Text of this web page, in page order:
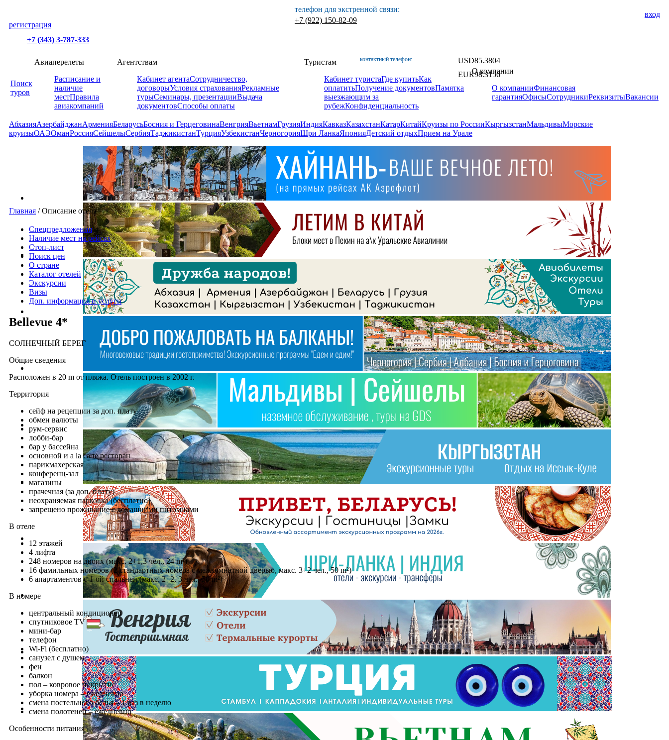
вход
регистрация
+7 (343) 3-787-333
телефон для экстренной связи:
+7 (922) 150-82-09
контактный телефон: USD85.3804
EUR98.3156
Поиск
туров
Авиаперелеты
Расписание и
наличие
местПравила
авиакомпаний
Агентствам
Кабинет агентаСотрудничество,
договорыУсловия страхованияРекламные
турыСеминары, презентацииВыдача
документовСпособы оплаты
Туристам
Кабинет туристаГде купитьКак
оплатитьПолучение документовПамятка
выезжающим за
рубежКонфиденциальность
О компании
О компанииФинансовая
гарантияОфисыСотрудникиРеквизитыВакансии
АбхазияАзербайджанАрменияБеларусьБосния и ГерцеговинаВенгрияВьетнамГрузияИндияКавказКазахстанКатарКитайКруизы по РоссииКыргызстанМальдивыМорские
круизыОАЭОманРоссияСейшелыСербияТаджикистанТурцияУзбекистанЧерногорияШри ЛанкаЯпонияДетский отдыхПрием на Урале
Главная /Описание отеля
Спецпредложения
Наличие мест на рейсах
Стоп-лист
Поиск цен
О стране
Каталог отелей
Экскурсии
Визы
Доп. информация и услуги
Bellevue 4*
СОЛНЕЧНЫЙ БЕРЕГ
Общие сведения
Расположен в 20 m от пляжа. Отель построен в 2002 г.
Территория
сейф на рецепции за доп. плату
обмен валюты
рум-сервис
лобби-бар
бар у бассейна
основной и a la carte ресторан
парикмахерская
конференц-зал
магазины
прачечная (за доп. плату)
неохраняемая парковка (бесплатно)
запрещено проживание с домашними питомцами
В отеле
12 этажей
4 лифта
248 номеров на двоих (макс. 2+1,3 чел., 24 m²)
16 фамильных номеров (2 стандартных номера с межкомнатной дверью, макс. 3+2 чел., 50 m²)
6 апартаментов с 1-ой спальней (макс. 2+2, 3 чел., 50 m²)
В номере
центральный кондиционер
спутниковое TV
мини-бар
телефон
Wi-Fi (бесплатно)
санузел с душем
фен
балкон
пол – ковровое покрытие
уборка номера – ежедневно
смена постельного белья – 1 раз в неделю
смена полотенец – ежедневно
Особенности питания